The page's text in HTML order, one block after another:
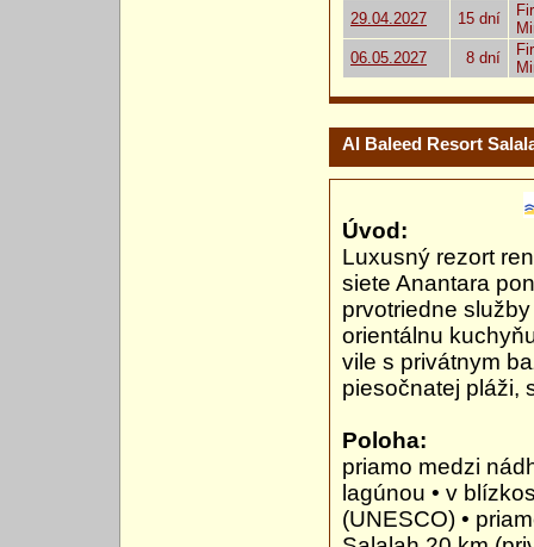
29.04.2027
15 dní
06.05.2027
8 dní
Al Baleed Resort
Úvod:
Luxusný rezort
siete Anantara
prvotriedne
orientálnu
vile s privátnym
piesočnatej pláži,
Poloha:
priamo medzi
lagúnou • v
(UNESCO) •